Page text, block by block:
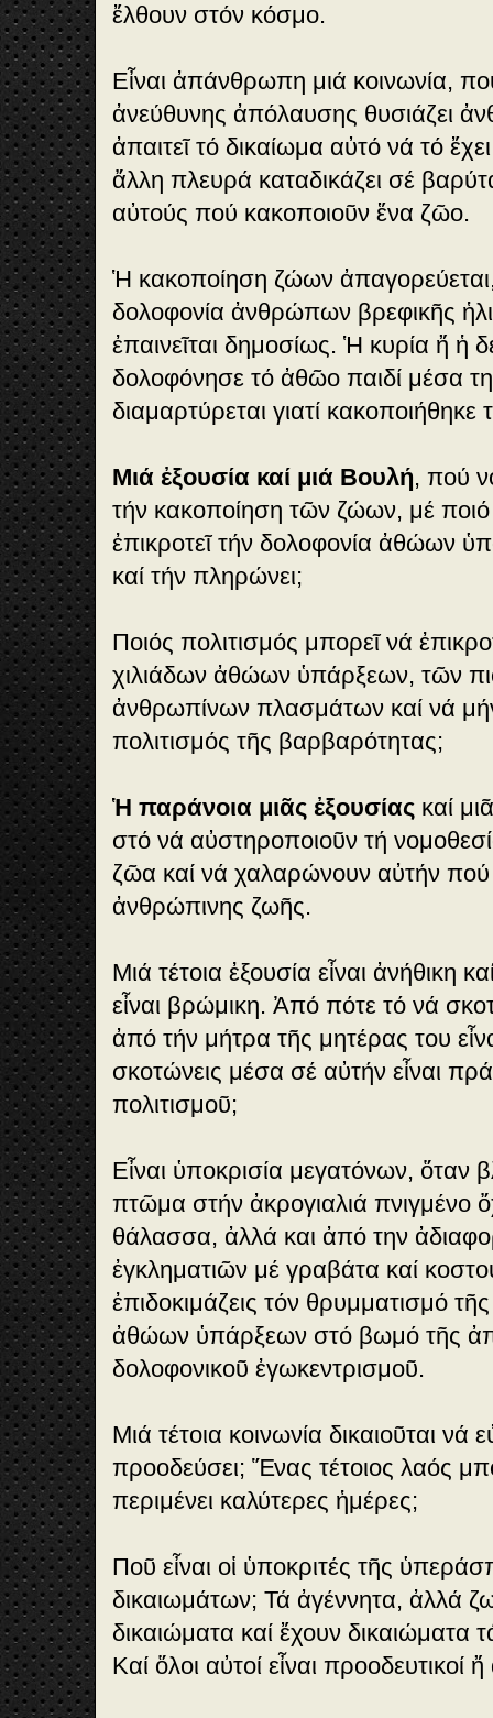
ἔλθουν στόν κόσμο.
Εἶναι ἀπάνθρωπη μιά κοινωνία,
ἀνεύθυνης ἀπόλαυσης θυσιάζει
ἀπαιτεῖ τό δικαίωμα αὐτό νά τό
ἄλλη πλευρά καταδικάζει σέ
αὐτούς πού κακοποιοῦν ἕνα ζῶο.
Ἡ κακοποίηση ζώων
δολοφονία ἀνθρώπων βρεφικῆς
ἐπαινεῖται δημοσίως. Ἡ κυρία ἤ ἡ
δολοφόνησε τό ἀθῶο παιδί μέσα
διαμαρτύρεται γιατί κακοποιήθηκε
Μιά ἐξουσία καί μιά Βουλή, πού
τήν κακοποίηση τῶν ζώων, μέ
ἐπικροτεῖ τήν δολοφονία ἀθώων
καί τήν πληρώνει;
Ποιός πολιτισμός μπορεῖ νά
χιλιάδων ἀθώων ὑπάρξεων, τῶν
ἀνθρωπίνων πλασμάτων καί νά
πολιτισμός τῆς βαρβαρότητας;
Ἡ παράνοια μιᾶς ἐξουσίας καί
στό νά αὐστηροποιοῦν τή
ζῶα καί νά χαλαρώνουν αὐτήν πού
ἀνθρώπινης ζωῆς.
Μιά τέτοια ἐξουσία εἶναι ἀνήθικη
εἶναι βρώμικη. Ἀπό πότε τό νά
ἀπό τήν μήτρα τῆς μητέρας του
σκοτώνεις μέσα σέ αὐτήν εἶναι
πολιτισμοῦ;
Εἶναι ὑποκρισία μεγατόνων, ὅταν
πτῶμα στήν ἀκρογιαλιά πνιγμένο
θάλασσα, ἀλλά και ἀπό την
ἐγκληματιῶν μέ γραβάτα καί
ἐπιδοκιμάζεις τόν θρυμματισμό
ἀθώων ὑπάρξεων στό βωμό τῆς
δολοφονικοῦ ἐγωκεντρισμοῦ.
Μιά τέτοια κοινωνία δικαιοῦται νά
προοδεύσει; Ἕνας τέτοιος λαός
περιμένει καλύτερες ἡμέρες;
Ποῦ εἶναι οἱ ὑποκριτές τῆς
δικαιωμάτων; Τά ἀγέννητα, ἀλλά
δικαιώματα καί ἔχουν δικαιώματα
Καί ὅλοι αὐτοί εἶναι προοδευτικοί ἤ